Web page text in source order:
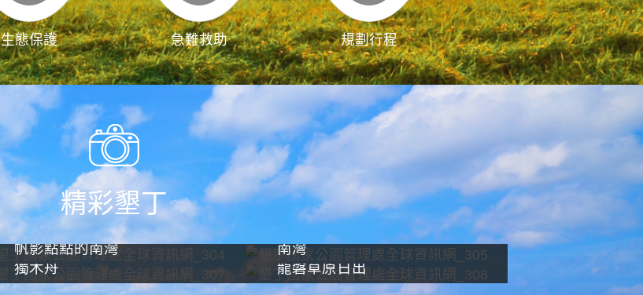
生態保護 急難救助 規劃行程 影像直播
精彩墾丁
帆影點點的南灣
南灣
獨木舟 龍磐草原日出